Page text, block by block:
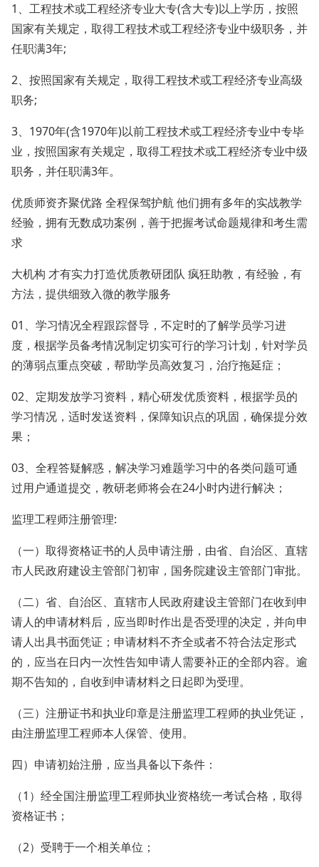
1、工程技术或工程经济专业大专(含大专)以上学历，按照
国家有关规定，取得工程技术或工程经济专业中级职务，并
任职满3年;
2、按照国家有关规定，取得工程技术或工程经济专业高级
职务;
3、1970年(含1970年)以前工程技术或工程经济专业中专毕
业，按照国家有关规定，取得工程技术或工程经济专业中级
职务，并任职满3年。
优质师资齐聚优路 全程保驾护航 他们拥有多年的实战教学
经验，拥有无数成功案例，善于把握考试命题规律和考生需
求
大机构 才有实力打造优质教研团队 疯狂助教，有经验，有
方法，提供细致入微的教学服务
01、学习情况全程跟踪督导，不定时的了解学员学习进
度，根据学员备考情况制定切实可行的学习计划，针对学员
的薄弱点重点突破，帮助学员高效复习，治疗拖延症；
02、定期发放学习资料，精心研发优质资料，根据学员的
学习情况，适时发送资料，保障知识点的巩固，确保提分效
果；
03、全程答疑解惑，解决学习难题学习中的各类问题可通
过用户通道提交，教研老师将会在24小时内进行解决；
监理工程师注册管理:
（一）取得资格证书的人员申请注册，由省、自治区、直辖
市人民政府建设主管部门初审，国务院建设主管部门审批。
（二）省、自治区、直辖市人民政府建设主管部门在收到申
请人的申请材料后，应当即时作出是否受理的决定，并向申
请人出具书面凭证；申请材料不齐全或者不符合法定形式
的，应当在日内一次性告知申请人需要补正的全部内容。逾
期不告知的，自收到申请材料之日起即为受理。
（三）注册证书和执业印章是注册监理工程师的执业凭证，
由注册监理工程师本人保管、使用。
四）申请初始注册，应当具备以下条件：
（1）经全国注册监理工程师执业资格统一考试合格，取得
资格证书；
（2）受聘于一个相关单位；